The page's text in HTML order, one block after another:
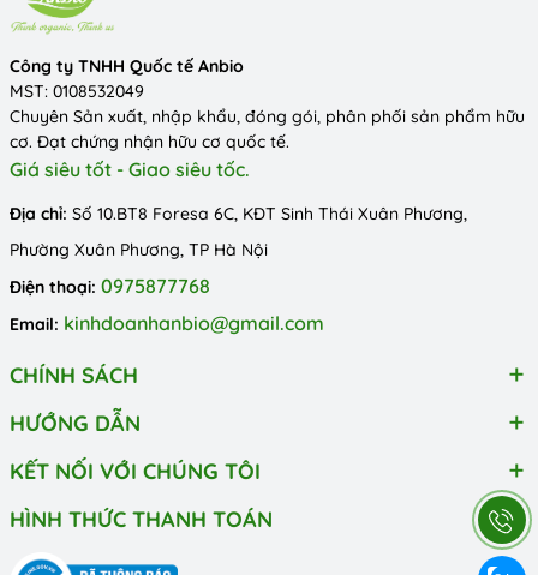
Công ty TNHH Quốc tế Anbio
MST: 0108532049
Chuyên Sản xuất, nhập khẩu, đóng gói, phân phối sản phẩm hữu
cơ. Đạt chứng nhận hữu cơ quốc tế.
Giá siêu tốt - Giao siêu tốc.
Địa chỉ: Số 10.BT8 Foresa 6C, KĐT Sinh Thái Xuân Phương,
Phường Xuân Phương, TP Hà Nội
Điện thoại: 0975877768
Email: kinhdoanhanbio@gmail.com
CHÍNH SÁCH
HƯỚNG DẪN
KẾT NỐI VỚI CHÚNG TÔI
HÌNH THỨC THANH TOÁN